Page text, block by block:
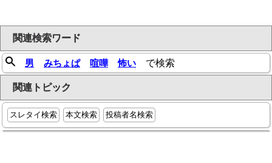
関連検索ワード
男 みちょぱ 喧嘩 怖い で検索
関連トピック
スレタイ検索 本文検索 投稿者名検索